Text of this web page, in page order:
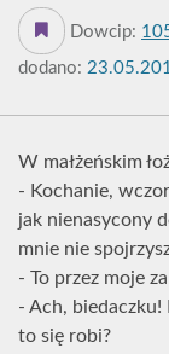
Dowcip:
dodano:
W małżeńskim
- Kochanie,
jak nienasycony
mnie nie
- To przez moje
- Ach,
to się robi?